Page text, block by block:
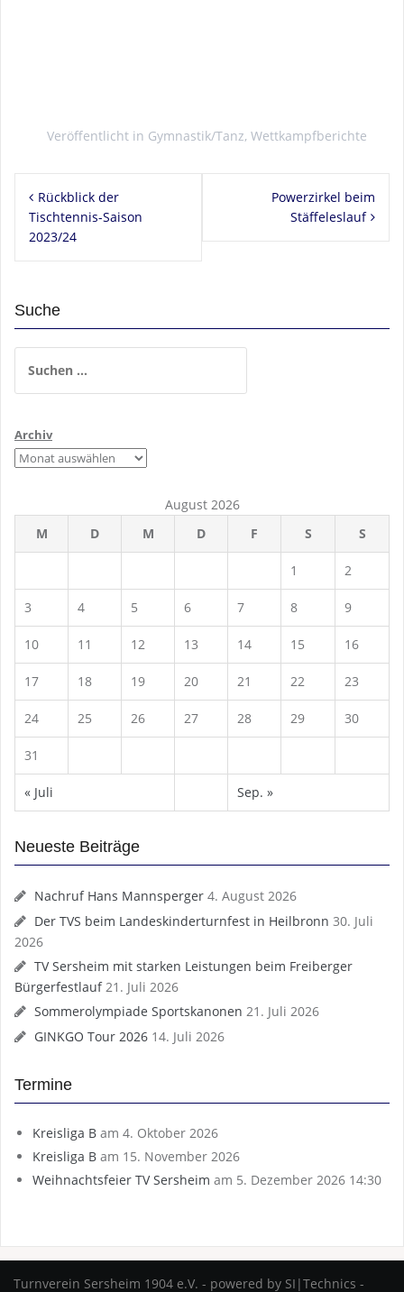
Veröffentlicht in Gymnastik/Tanz, Wettkampfberichte
Rückblick der
Tischtennis-Saison
2023/24
Powerzirkel beim
Stäffeleslauf
Suche
nach:
Archiv
August 2026
M
D M D F S S
1 2
3 4 5 6 7 8 9
10 11 12 13 14 15 16
17 18 19 20 21 22 23
24 25 26 27 28 29 30
31
« Juli Sep. »
Neueste Beiträge
Nachruf Hans Mannsperger 4. August 2026
Der TVS beim Landeskinderturnfest in Heilbronn 30. Juli
2026
TV Sersheim mit starken Leistungen beim Freiberger
Bürgerfestlauf 21. Juli 2026
Sommerolympiade Sportskanonen 21. Juli 2026
GINKGO Tour 2026 14. Juli 2026
Termine
Kreisliga B am 4. Oktober 2026
Kreisliga B am 15. November 2026
Weihnachtsfeier TV Sersheim am 5. Dezember 2026 14:30
Turnverein Sersheim 1904 e.V. - powered by SI|Technics -